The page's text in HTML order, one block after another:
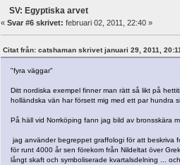
SV: Egyptiska arvet
« Svar #6 skrivet: februari 02, 2011, 22:40 »
Citat från: catshaman skrivet januari 29, 2011,
"fyra väggar"
Ditt nordiska exempel finner man rätt så likt på
holländska vän har försett mig med ett par hundra
På häll vid Norrköping fann jag bild av bronsskära
jag använder begreppet graffologi för att beskriva
för runt 4000 år sen förekom från Nildeltat över
långt skaft och symboliserade kvartalsdelning ...